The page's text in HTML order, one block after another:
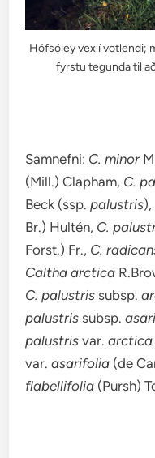
Hófsóley vex í votlendi;
fyrstu tegunda til
Samnefni: C. minor
(Mill.) Clapham, C.
Beck (ssp.palustris),
Br.) Hultén, C.
Forst.) Fr., C.
Caltha arctica
C. palustris subsp.
palustris subsp.
palustris var.arctica
var.asarifolia (de
flabellifolia (Pursh)